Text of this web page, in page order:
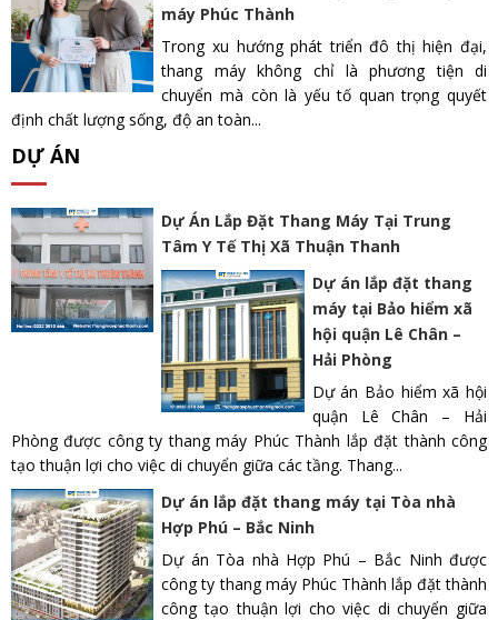
máy Phúc Thành
Trong xu hướng phát triển đô thị hiện đại,
thang máy không chỉ là phương tiện di
chuyển mà còn là yếu tố quan trọng quyết
định chất lượng sống, độ an toàn...
DỰ ÁN
Dự Án Lắp Đặt Thang Máy Tại Trung
Tâm Y Tế Thị Xã Thuận Thanh
Dự án lắp đặt thang
máy tại Bảo hiểm xã
hội quận Lê Chân –
Hải Phòng
Dự án Bảo hiểm xã hội
quận Lê Chân – Hải
Phòng được công ty thang máy Phúc Thành lắp đặt thành công
tạo thuận lợi cho việc di chuyển giữa các tầng. Thang...
Dự án lắp đặt thang máy tại Tòa nhà
Hợp Phú – Bắc Ninh
Dự án Tòa nhà Hợp Phú – Bắc Ninh được
công ty thang máy Phúc Thành lắp đặt thành
công tạo thuận lợi cho việc di chuyển giữa